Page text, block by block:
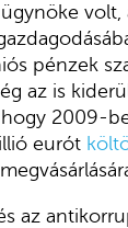
pénzek
az is
2009-
eurót
az